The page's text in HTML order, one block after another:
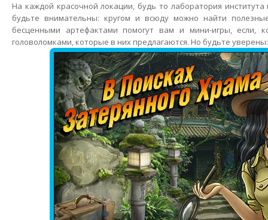
На каждой красочной локации, будь то лаборатория
будьте внимательны: кругом и всюду можно найти
бесценными артефактами помогут вам и мини-игры, если,
головоломками, которые в них предлагаются. Но будьте